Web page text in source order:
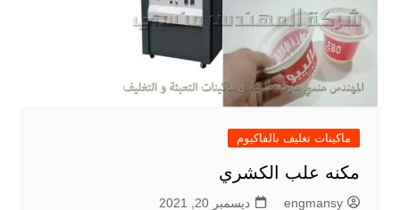
ماكينات تغليف بالفاكيوم
مكنه علب الكشري
engmansy ديسمبر 20, 2021